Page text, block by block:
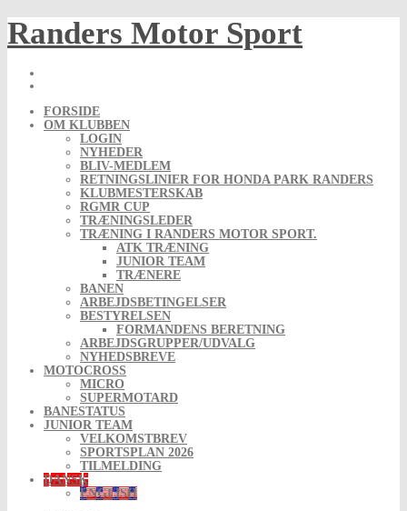
Skip
to
content
Randers Motor Sport
FORSIDE
OM KLUBBEN
LOGIN
NYHEDER
BLIV-MEDLEM
RETNINGSLINIER FOR HONDA PARK RANDERS
KLUBMESTERSKAB
RGMR CUP
TRÆNINGSLEDER
TRÆNING I RANDERS MOTOR SPORT.
ATK TRÆNING
JUNIOR TEAM
TRÆNERE
BANEN
ARBEJDSBETINGELSER
BESTYRELSEN
FORMANDENS BERETNING
ARBEJDSGRUPPER/UDVALG
NYHEDSBREVE
MOTOCROSS
MICRO
SUPERMOTARD
BANESTATUS
JUNIOR TEAM
VELKOMSTBREV
SPORTSPLAN 2026
TILMELDING
DANSK
ENGLISH